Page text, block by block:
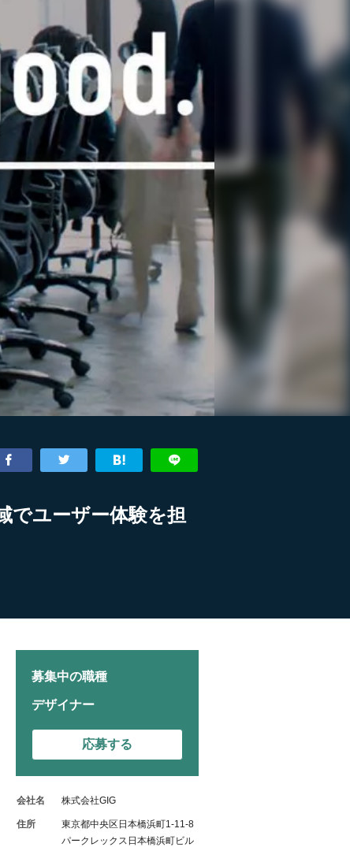
でユーザー体験を担
募集中の職種
デザイナー
応募する
会社名 株式会社GIG
住所
東京都中央区日本橋浜町1-11-8
パークレックス日本橋浜町ビル